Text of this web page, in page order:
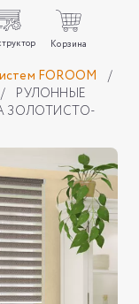
Корзина
FOROOM
/
/
РУЛОННЫЕ
ЗОЛОТИСТО-